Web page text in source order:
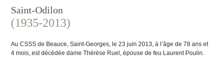
Saint-Odilon
(1935-2013)
Au CSSS de Beauce, Saint-Georges, le 23 juin 2013, à l’âge de 78 ans et
4 mois, est décédée dame Thérèse Ruel, épouse de feu Laurent Poulin.